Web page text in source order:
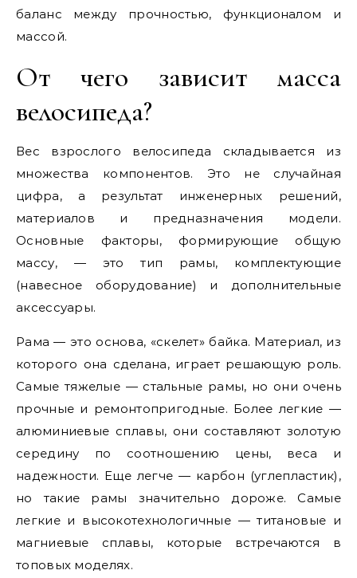
баланс между прочностью, функционалом и
массой.
От чего зависит масса
велосипеда?
Вес взрослого велосипеда складывается из
множества компонентов. Это не случайная
цифра, а результат инженерных решений,
материалов и предназначения модели.
Основные факторы, формирующие общую
массу, — это тип рамы, комплектующие
(навесное оборудование) и дополнительные
аксессуары.
Рама — это основа, «скелет» байка. Материал, из
которого она сделана, играет решающую роль.
Самые тяжелые — стальные рамы, но они очень
прочные и ремонтопригодные. Более легкие —
алюминиевые сплавы, они составляют золотую
середину по соотношению цены, веса и
надежности. Еще легче — карбон (углепластик),
но такие рамы значительно дороже. Самые
легкие и высокотехнологичные — титановые и
магниевые сплавы, которые встречаются в
топовых моделях.